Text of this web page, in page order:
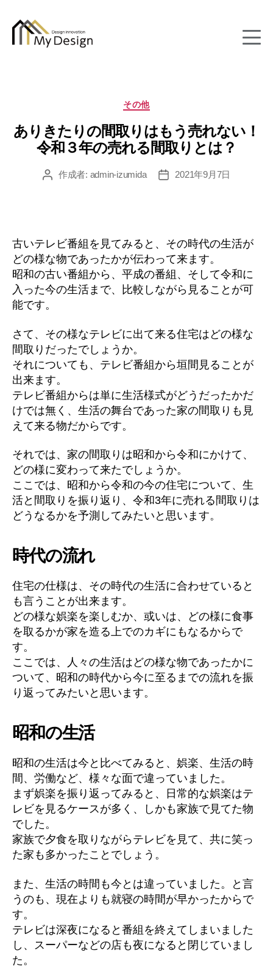
カ
ゴ
リ
ー
その他
ありきたりの間取りはもう売れない！
令和３年の売れる間取りとは？
投 作成者: admin-izumida
投
2021年9月7日
古いテレビ番組を見てみると、その時代の生活が
どの様な物であったかが伝わって来ます。
昭和の古い番組から、平成の番組、そして令和に
入った今の生活まで、比較しながら見ることが可
能です。
さて、その様なテレビに出て来る住宅はどの様な
間取りだったでしょうか。
それについても、テレビ番組から垣間見ることが
出来ます。
テレビ番組からは単に生活様式がどうだったかだ
けでは無く、生活の舞台であった家の間取りも見
えて来る物だからです。
それでは、家の間取りは昭和から令和にかけて、
どの様に変わって来たでしょうか。
ここでは、昭和から令和の今の住宅について、生
活と間取りを振り返り、令和3年に売れる間取りは
どうなるかを予測してみたいと思います。
時代の流れ
住宅の仕様は、その時代の生活に合わせていると
も言うことが出来ます。
どの様な娯楽を楽しむか、或いは、どの様に食事
を取るかが家を造る上でのカギにもなるからで
す。
ここでは、人々の生活はどの様な物であったかに
ついて、昭和の時代から今に至るまでの流れを振
り返ってみたいと思います。
昭和の生活
昭和の生活は今と比べてみると、娯楽、生活の時
間、労働など、様々な面で違っていました。
まず娯楽を振り返ってみると、日常的な娯楽はテ
レビを見るケースが多く、しかも家族で見てた物
でした。
家族で夕食を取りながらテレビを見て、共に笑っ
た家も多かったことでしょう。
また、生活の時間も今とは違っていました。と言
うのも、現在よりも就寝の時間が早かったからで
す。
テレビは深夜になると番組を終えてしまいました
し、スーパーなどの店も夜になると閉じていまし
た。